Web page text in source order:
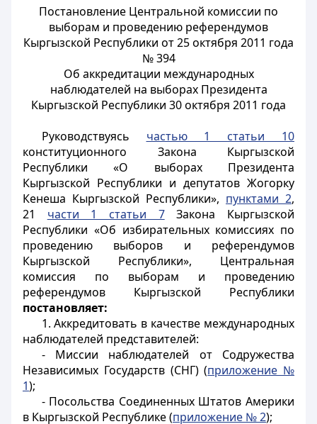
Постановление Центральной комиссии по
выборам и проведению референдумов
Кыргызской Республики от 25 октября 2011 года
№ 394
Об аккредитации международных
наблюдателей на выборах Президента
Кыргызской Республики 30 октября 2011 года
Руководствуясь частью 1 статьи 10
конституционного Закона Кыргызской
Республики «О выборах Президента
Кыргызской Республики и депутатов Жогорку
Кенеша Кыргызской Республики», пунктами 2,
21 части 1 статьи 7Закона Кыргызской
Республики «Об избирательных комиссиях по
проведению выборов и референдумов
Кыргызской Республики», Центральная
комиссия по выборам и проведению
референдумов Кыргызской Республики
постановляет:
1. Аккредитовать в качестве международных
наблюдателей представителей:
- Миссии наблюдателей от Содружества
Независимых Государств (СНГ) (приложение №
1);
- Посольства Соединенных Штатов Америки
в Кыргызской Республике (приложение № 2);